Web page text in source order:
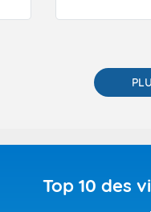
Top 10 des